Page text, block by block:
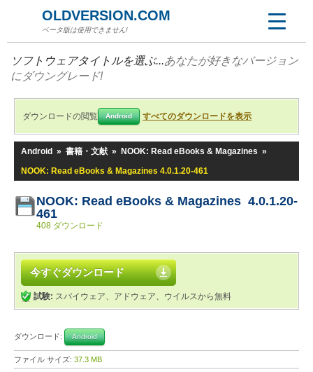
OLDVERSION.COM
ベータ版は使用できません!
ソフトウェアタイトルを選ぶ...あなたが好きなバージョン
にダウングレード!
ダウンロードの閲覧 Android すべてのダウンロードを表示
Android » 書籍・文献 » NOOK: Read eBooks & Magazines »
NOOK: Read eBooks & Magazines 4.0.1.20-461
NOOK: Read eBooks & Magazines 4.0.1.20-
461
408 ダウンロード
今すぐダウンロード
試験: スパイウェア、アドウェア、ウイルスから無料
ダウンロード: Android
ファイル サイズ: 37.3 MB